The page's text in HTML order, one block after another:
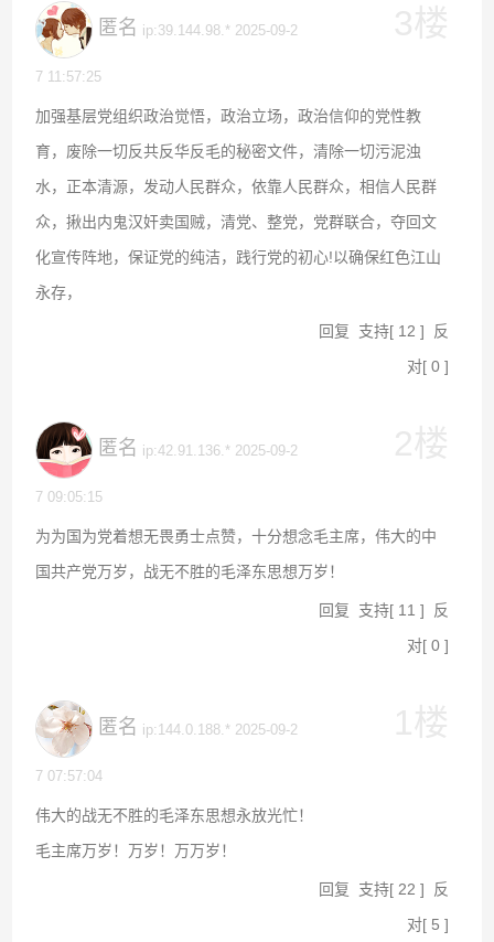
匿名 ip:39.144.98.* 2025-09-2
7 11:57:25
加强基层党组织政治觉悟，政治立场，政治信仰的党性教
育，废除一切反共反华反毛的秘密文件，清除一切污泥浊
水，正本清源，发动人民群众，依靠人民群众，相信人民群
众，揪出内鬼汉奸卖国贼，清党、整党，党群联合，夺回文
化宣传阵地，保证党的纯洁，践行党的初心!以确保红色江山
永存，
回复 支持[ 12]
反
对[ 0]
匿名 ip:42.91.136.* 2025-09-2
7 09:05:15
为为国为党着想无畏勇士点赞，十分想念毛主席，伟大的中
国共产党万岁，战无不胜的毛泽东思想万岁！
回复 支持[ 11]
反
对[ 0]
匿名 ip:144.0.188.* 2025-09-2
7 07:57:04
伟大的战无不胜的毛泽东思想永放光忙！
毛主席万岁！万岁！万万岁！
回复 支持[ 22]
反
对[ 5]